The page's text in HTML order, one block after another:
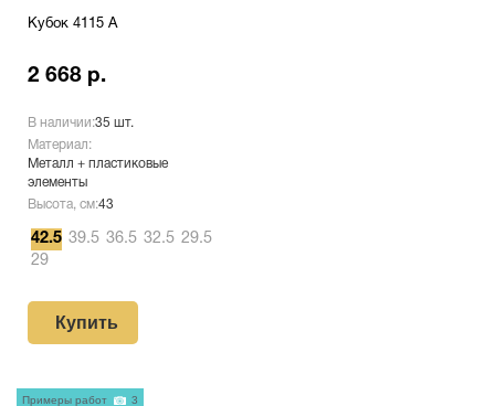
Кубок 4115 A
2 668 р.
В наличии:35 шт.
Материал:
Металл + пластиковые
элементы
Высота, см:43
42.5 39.5 36.5 32.5 29.5
29
Купить
Примеры работ 3